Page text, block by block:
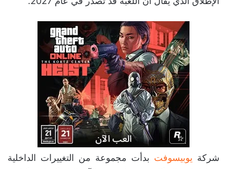
الإطلاق الذي يقال أن اللعبة قد تصدر في عام 2027.
شركة يوبيسوفت بدأت مجموعة من التغييرات الداخلية